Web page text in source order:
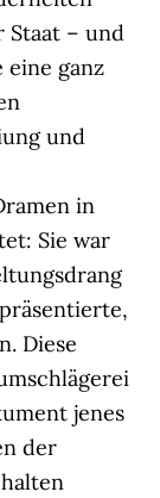
Staat – und
eine ganz
und
in
Sie war
Diese
jenes
der